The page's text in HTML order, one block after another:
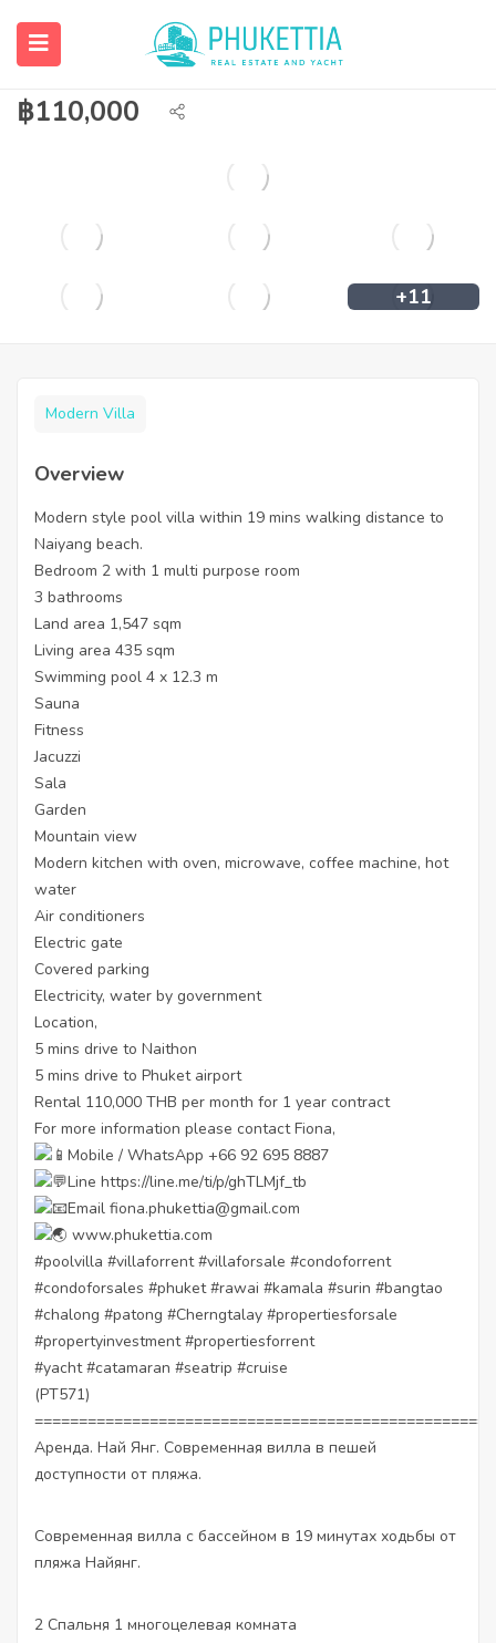
Modern style pool villa within 19 mins
walking distance to Naiyang beach.
฿110,000
+11
Modern Villa
Overview
Modern style pool villa within 19 mins walking distance to
Naiyang beach.
Bedroom 2 with 1 multi purpose room
3 bathrooms
Land area 1,547 sqm
Living area 435 sqm
Swimming pool 4 x 12.3 m
Sauna
Fitness
Jacuzzi
Sala
Garden
Mountain view
Modern kitchen with oven, microwave, coffee machine, hot
water
Air conditioners
Electric gate
Covered parking
Electricity, water by government
Location,
5 mins drive to Naithon
5 mins drive to Phuket airport
Rental 110,000 THB per month for 1 year contract
For more information please contact Fiona,
Mobile / WhatsApp +66 92 695 8887
Line https://line.me/ti/p/ghTLMjf_tb
Email fiona.phukettia@gmail.com
www.phukettia.com
#poolvilla #villaforrent #villaforsale #condoforrent
#condoforsales #phuket #rawai #kamala #surin #bangtao
#chalong #patong #Cherngtalay #propertiesforsale
#propertyinvestment #propertiesforrent
#yacht #catamaran #seatrip #cruise
(PT571)
Аренда. Най Янг. Современная вилла в пешей
доступности от пляжа.
Современная вилла с бассейном в 19 минутах ходьбы от
пляжа Найянг.
2 Спальня 1 многоцелевая комната